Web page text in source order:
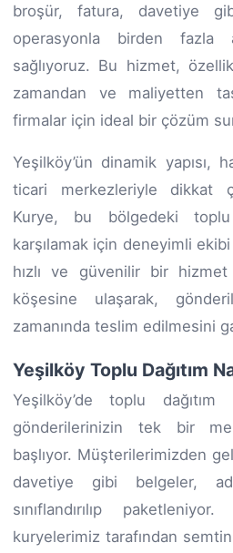
broşür, fatura, davetiye
operasyonla birden fazla
sağlıyoruz. Bu hizmet,
zamandan ve maliyetten
firmalar için ideal bir çözüm
Yeşilköy’ün dinamik yapısı,
ticari merkezleriyle dikkat
Kurye, bu bölgedeki toplu
karşılamak için deneyimli
hızlı ve güvenilir bir
köşesine ulaşarak,
zamanında teslim edilmesini
Yeşilköy Toplu Dağıtım
Yeşilköy’de toplu
gönderilerinizin tek bir
başlıyor. Müşterilerimizden
davetiye gibi belgeler,
sınıflandırılıp
kuryelerimiz tarafından